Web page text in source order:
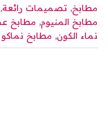
مطابخ, تصميمات رائعة,
مطابخ المنيوم, مطابخ
نماء الكون, مطابخ نماكو